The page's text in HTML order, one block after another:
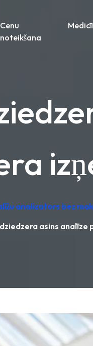
Cenu
noteikšana
analizators bez
asins analīze